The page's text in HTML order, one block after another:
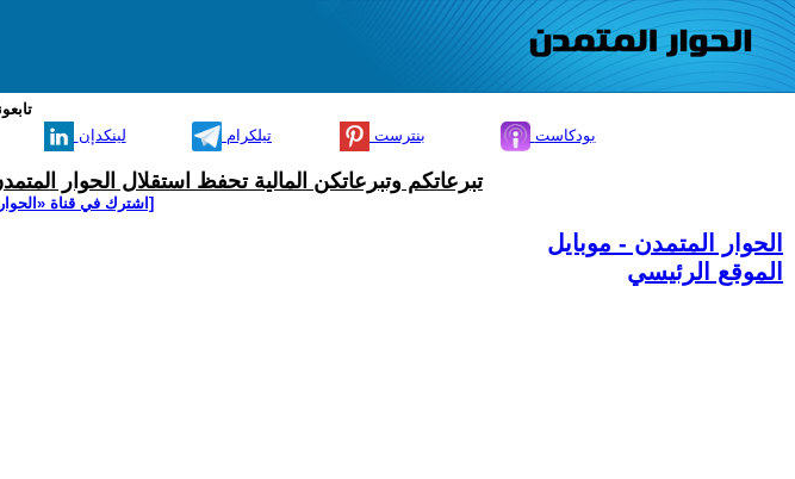
لينكدإن تيلكرام بنترست بودكاست
تبرعاتكم وتبرعاتكن المالية تحفظ استقلال الحوار
[اشترك في قناة
الحوار المتمدن - موبايل
الموقع الرئيسي